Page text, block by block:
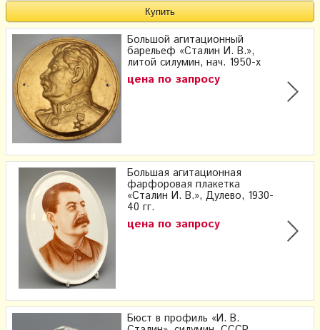
Большой агитационный
барельеф «Сталин И. В.»,
литой силумин, нач. 1950-х
цена по запросу
Большая агитационная
фарфоровая плакетка
«Сталин И. В.», Дулево, 1930-
40 гг.
цена по запросу
Бюст в профиль «И. В.